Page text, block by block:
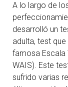
A lo largo de
desarrolló un
adulta, test
famosa Escala
WAIS). Este
sufrido varias